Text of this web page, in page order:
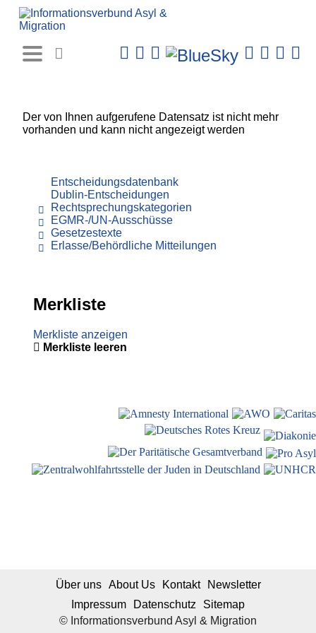
Der von Ihnen aufgerufene Datensatz ist nicht mehr
vorhanden und kann nicht angezeigt werden
Entscheidungsdatenbank
Dublin-Entscheidungen
Rechtsprechungskategorien
EGMR-/UN-Ausschüsse
Gesetzestexte
Erlasse/Behördliche Mitteilungen
Merkliste
Merkliste anzeigen
Merkliste leeren
© Informationsverbund Asyl & Migration
Über uns About Us Kontakt
Newsletter
Impressum
Datenschutz Sitemap